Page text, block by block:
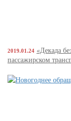
2019.01.24 «Декада
пассажирском